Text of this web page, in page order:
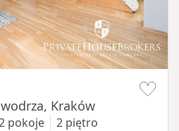
Kraków
pokoje 2 piętro